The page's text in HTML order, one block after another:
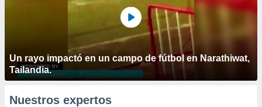
Un rayo impactó en un campo de fútbol en Narathiwat,
Tailandia.
Nuestros expertos